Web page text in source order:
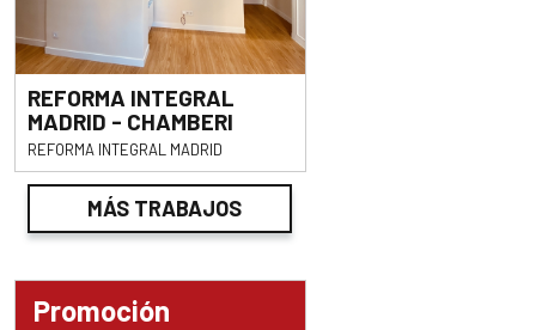
REFORMA INTEGRAL
MADRID - CHAMBERI
REFORMA INTEGRAL MADRID
MÁS TRABAJOS
Promoción